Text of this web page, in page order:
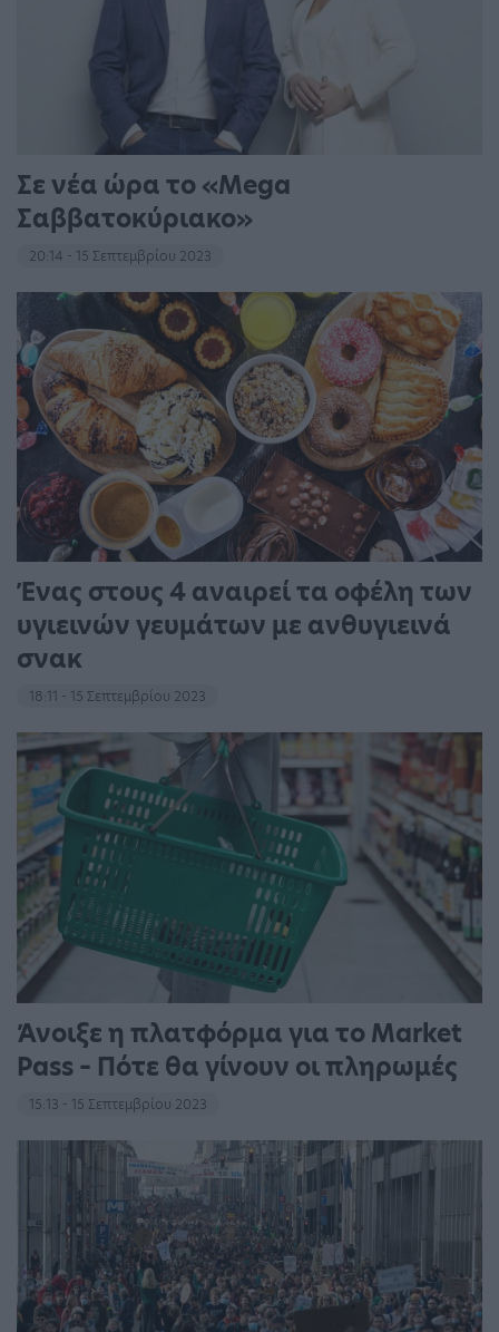
Σε νέα ώρα το «Mega
Σαββατοκύριακο»
20:14 - 15 Σεπτεμβρίου 2023
Ένας στους 4 αναιρεί τα οφέλη των
υγιεινών γευμάτων με ανθυγιεινά
σνακ
18:11 - 15 Σεπτεμβρίου 2023
Άνοιξε η πλατφόρμα για το Market
Pass – Πότε θα γίνουν οι πληρωμές
15:13 - 15 Σεπτεμβρίου 2023